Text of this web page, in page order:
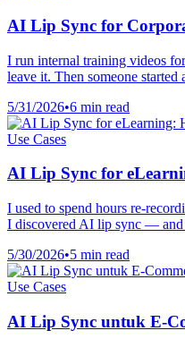
AI Lip Sync for
I run internal training videos
leave it. Then someone
5/31/2026•6 min read
Use Cases
AI Lip Sync for
I used to spend hours re-
I discovered AI lip sync — and
5/30/2026•5 min read
Use Cases
AI Lip Sync untuk E-